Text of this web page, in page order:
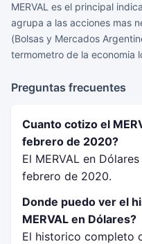
MERVAL es el principal
agrupa a las acciones mas
(Bolsas y Mercados
termometro de la economia
Preguntas frecuentes
Cuanto cotizo el
febrero de 2020?
El MERVAL en
febrero de 2020.
Donde puedo ver el
MERVAL en Dólares?
El historico completo